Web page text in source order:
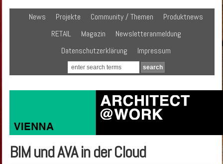
News Projekte Community / Themen
Produktnews
RETAIL
Magazin
Newsletteranmeldung
Datenschutzerklärung
Impressum
BIM und AVA in der Cloud